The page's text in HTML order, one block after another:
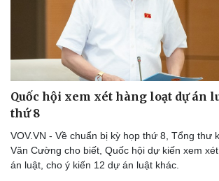
Quốc hội xem xét hàng loạt dự án
thứ 8
VOV.VN - Về chuẩn bị kỳ họp thứ 8, Tổng thư
Văn Cường cho biết, Quốc hội dự kiến xem
án luật, cho ý kiến 12 dự án luật khác.